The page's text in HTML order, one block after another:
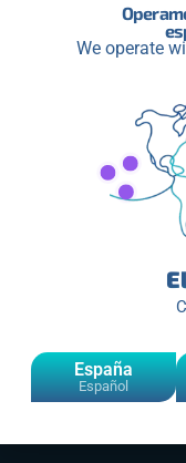
We operate
España
Español